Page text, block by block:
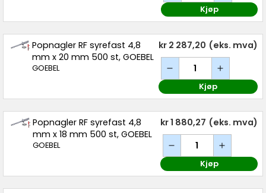
Kjøp
Popnagler RF syrefast 4,8
mm x 20 mm 500 st, GOEBEL
GOEBEL
kr 2 287,20 (eks. mva)
Kjøp
Popnagler RF syrefast 4,8
mm x 18 mm 500 st, GOEBEL
GOEBEL
kr 1 880,27 (eks. mva)
Kjøp